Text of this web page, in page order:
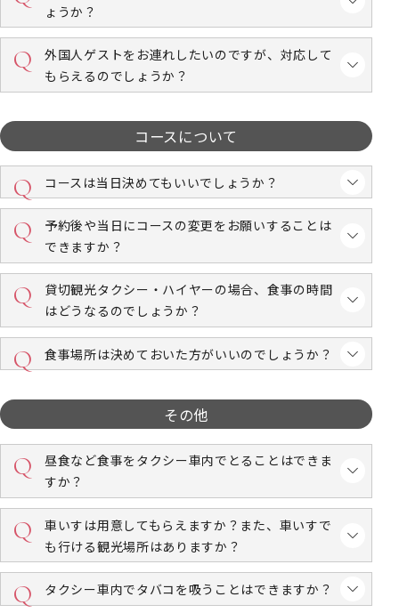
ょうか？
外国人ゲストをお連れしたいのですが、対応して
もらえるのでしょうか？
コースについて
コースは当日決めてもいいでしょうか？
予約後や当日にコースの変更をお願いすることは
できますか？
貸切観光タクシー・ハイヤーの場合、食事の時間
はどうなるのでしょうか？
食事場所は決めておいた方がいいのでしょうか？
その他
昼食など食事をタクシー車内でとることはできま
すか？
車いすは用意してもらえますか？また、車いすで
も行ける観光場所はありますか？
タクシー車内でタバコを吸うことはできますか？